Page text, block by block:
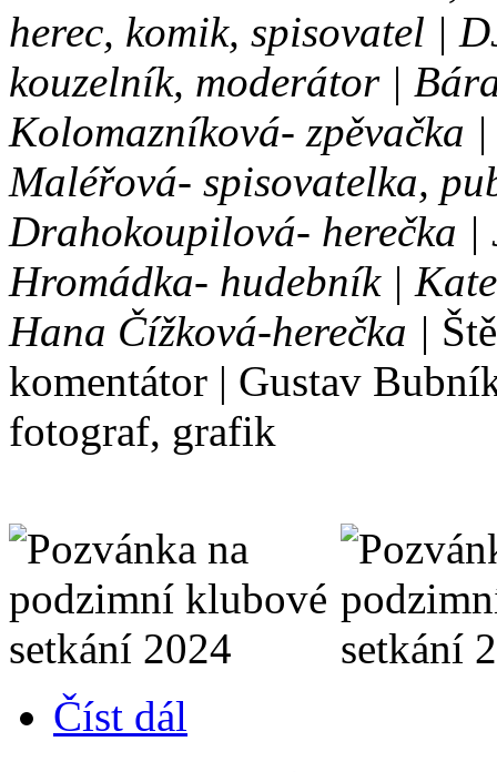
herec, komik, spisovatel |
kouzelník, moderátor |
Kolomazníková- zpěvačka
Maléřová- spisovatelka,
Drahokoupilová- herečka
Hromádka- hudebník |
Hana Čížková-herečka |
komentátor | Gustav
fotograf, grafik
Číst dál